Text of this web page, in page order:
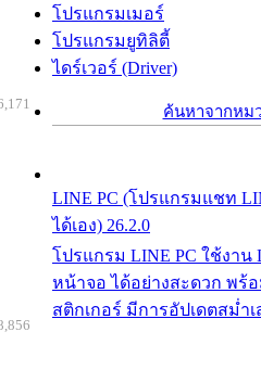
โปรแกรมเมอร์
โปรแกรมยูทิลิตี้
ไดร์เวอร์ (Driver)
ค้นหาจากหม
LINE PC (โปรแกรมแชท
ได้เอง) 26.2.0
โปรแกรม LINE PC ใช้งา
หน้าจอ ได้อย่างสะดวก พร้
สติกเกอร์ มีการอัปเดตสม่ำ